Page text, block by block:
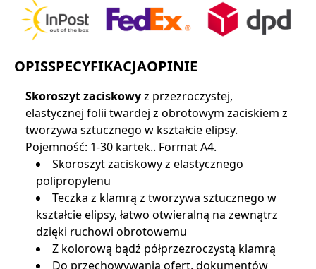
OPISSPECYFIKACJAOPINIE
Skoroszyt zaciskowyz przezroczystej,
elastycznej folii twardej z obrotowym zaciskiem z
tworzywa sztucznego w kształcie elipsy.
Pojemność: 1-30 kartek.. Format A4.
Skoroszyt zaciskowy z elastycznego
polipropylenu
Teczka z klamrą z tworzywa sztucznego w
kształcie elipsy, łatwo otwieralną na zewnątrz
dzięki ruchowi obrotowemu
Z kolorową bądź półprzezroczystą klamrą
Do przechowywania ofert, dokumentów